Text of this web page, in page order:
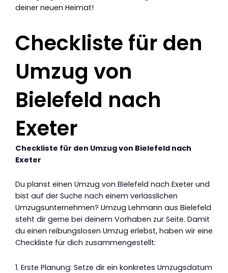
deiner neuen Heimat!
Checkliste für den
Umzug von
Bielefeld nach
Exeter
Checkliste für den Umzug von Bielefeld nach
Exeter
Du planst einen Umzug von Bielefeld nach Exeter und
bist auf der Suche nach einem verlässlichen
Umzugsunternehmen? Umzug Lehmann aus Bielefeld
steht dir gerne bei deinem Vorhaben zur Seite. Damit
du einen reibungslosen Umzug erlebst, haben wir eine
Checkliste für dich zusammengestellt:
1. Erste Planung: Setze dir ein konkretes Umzugsdatum